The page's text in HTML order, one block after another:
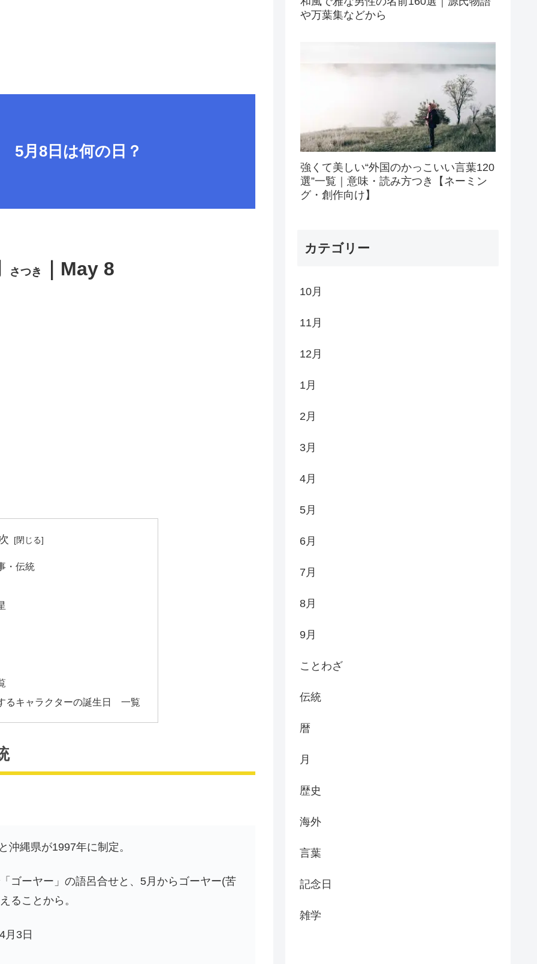
5月8日は何の日？
さつき ｜May 8
・伝統
るキャラクターの誕生日 一覧
沖縄県が1997年に制定。
ゴーヤー」の語呂合せと、5月からゴーヤー(苦
ることから。
月3日
や万葉集などから
強くて美しい“外国のかっこいい言葉120
選”一覧｜意味・読み方つき【ネーミン
グ・創作向け】
カテゴリー
10月
11月
12月
1月
2月
3月
4月
5月
6月
7月
8月
9月
ことわざ
伝統
暦
月
歴史
海外
言葉
記念日
雑学